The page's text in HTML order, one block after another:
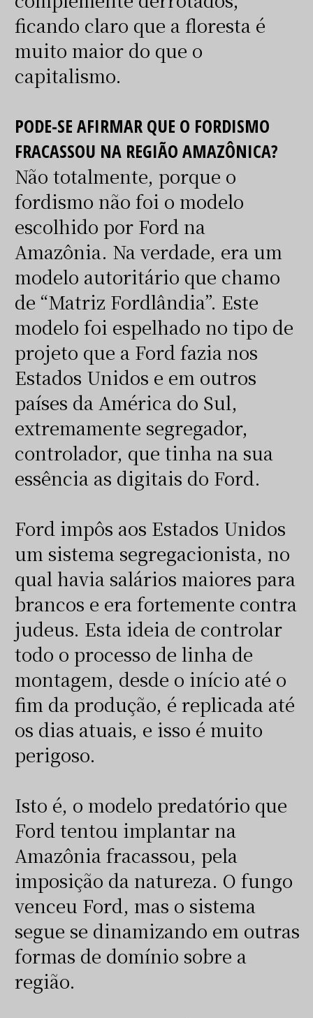
ficando claro que a floresta é
muito maior do que o
capitalismo.
PODE-SE AFIRMAR QUE O FORDISMO
FRACASSOU NA REGIÃO AMAZÔNICA?
Não totalmente, porque o
fordismo não foi o modelo
escolhido por Ford na
Amazônia. Na verdade, era um
modelo autoritário que chamo
de “Matriz Fordlândia”. Este
modelo foi espelhado no tipo de
projeto que a Ford fazia nos
Estados Unidos e em outros
países da América do Sul,
extremamente segregador,
controlador, que tinha na sua
essência as digitais do Ford.
Ford impôs aos Estados Unidos
um sistema segregacionista, no
qual havia salários maiores para
brancos e era fortemente contra
judeus. Esta ideia de controlar
todo o processo de linha de
montagem, desde o início até o
fim da produção, é replicada até
os dias atuais, e isso é muito
perigoso.
Isto é, o modelo predatório que
Ford tentou implantar na
Amazônia fracassou, pela
imposição da natureza. O fungo
venceu Ford, mas o sistema
segue se dinamizando em outras
formas de domínio sobre a
região.